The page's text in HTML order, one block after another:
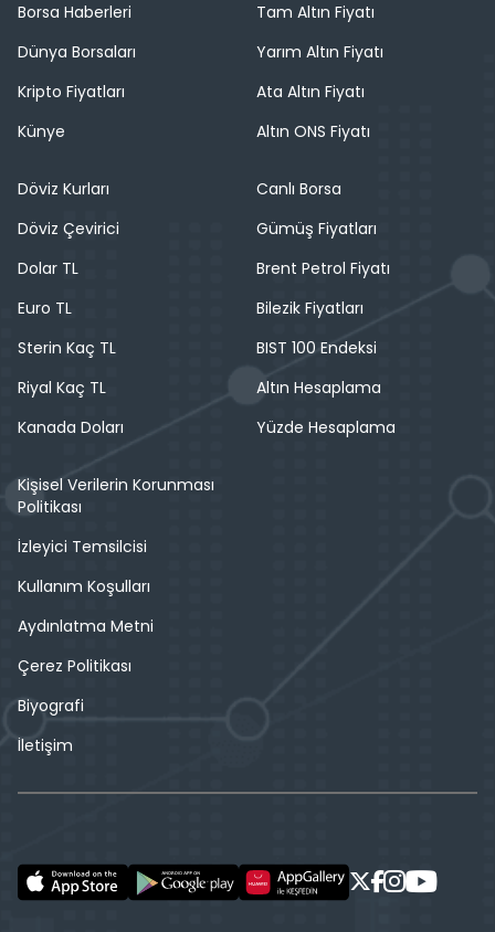
Borsa Haberleri
Dünya Borsaları
Kripto Fiyatları
Künye
Tam Altın Fiyatı
Yarım Altın Fiyatı
Ata Altın Fiyatı
Altın ONS Fiyatı
Döviz Kurları
Döviz Çevirici
Dolar TL
Euro TL
Sterin Kaç TL
Riyal Kaç TL
Kanada Doları
Canlı Borsa
Gümüş Fiyatları
Brent Petrol Fiyatı
Bilezik Fiyatları
BIST 100 Endeksi
Altın Hesaplama
Yüzde Hesaplama
Kişisel Verilerin Korunması
Politikası
İzleyici Temsilcisi
Kullanım Koşulları
Aydınlatma Metni
Çerez Politikası
Biyografi
İletişim